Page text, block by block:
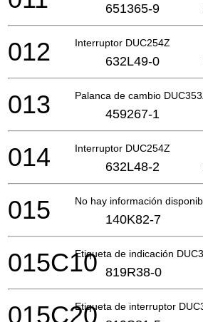
651365-9
Interruptor DUC254Z
012 632L49-0
Palanca de cambio
013 459267-1
Interruptor DUC254Z
014 632L48-2
No hay información
015 140K82-7
Etiqueta de indicación
015C10 819R38-0
Etiqueta de interruptor
015C20